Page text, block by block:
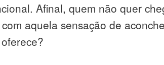
Afinal, quem não quer
aquela sensação de